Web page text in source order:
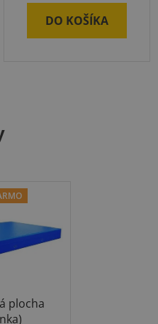
DO KOŠÍKA
plocha